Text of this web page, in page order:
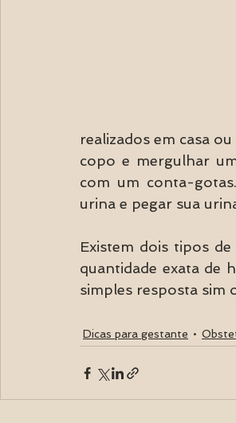
realizados em casa
copo e mergulhar
com um conta-
urina e pegar sua
Existem dois tipos
quantidade exata de
simples resposta sim
Dicas para gestante